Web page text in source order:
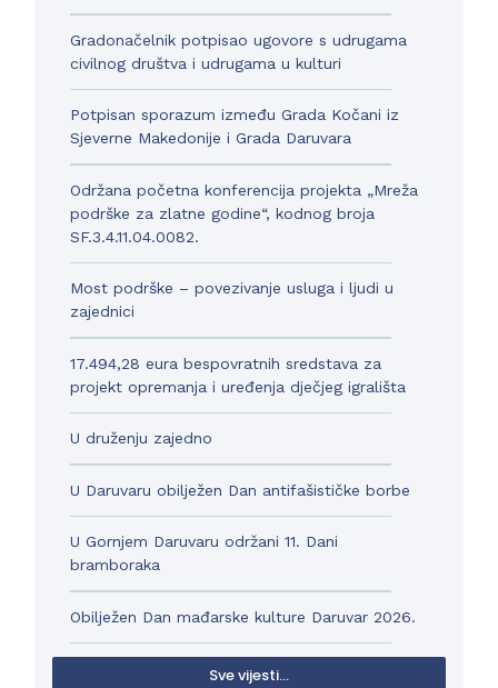
Gradonačelnik potpisao ugovore s udrugama
civilnog društva i udrugama u kulturi
Potpisan sporazum između Grada Kočani iz
Sjeverne Makedonije i Grada Daruvara
Održana početna konferencija projekta „Mreža
podrške za zlatne godine“, kodnog broja
SF.3.4.11.04.0082.
Most podrške – povezivanje usluga i ljudi u
zajednici
17.494,28 eura bespovratnih sredstava za
projekt opremanja i uređenja dječjeg igrališta
U druženju zajedno
U Daruvaru obilježen Dan antifašističke borbe
U Gornjem Daruvaru održani 11. Dani
bramboraka
Obilježen Dan mađarske kulture Daruvar 2026.
Sve vijesti...